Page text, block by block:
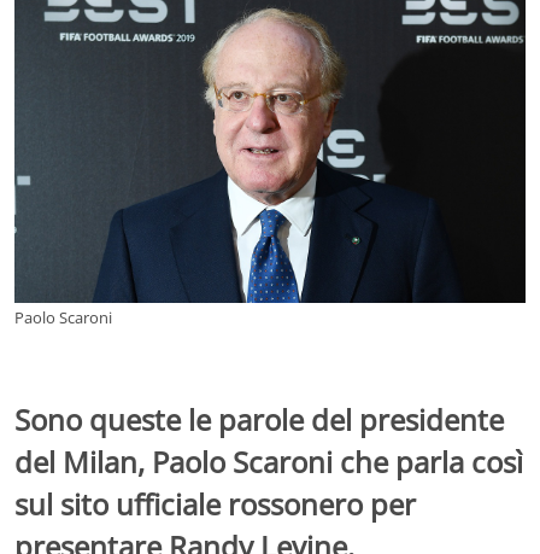
Paolo Scaroni
Sono queste le parole del presidente
del Milan, Paolo Scaroni che parla così
sul sito ufficiale rossonero per
presentare Randy Levine.